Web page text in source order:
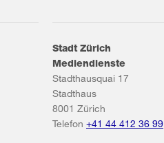
Stadt Zürich
Mediendienste
Stadthausquai 17
Stadthaus
8001 Zürich
Telefon +41 44 412 36 99